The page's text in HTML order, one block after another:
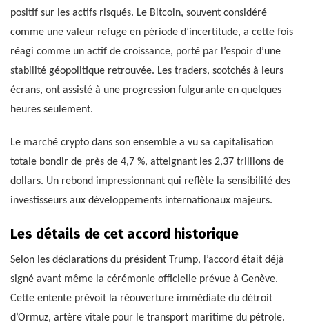
positif sur les actifs risqués. Le Bitcoin, souvent considéré
comme une valeur refuge en période d’incertitude, a cette fois
réagi comme un actif de croissance, porté par l’espoir d’une
stabilité géopolitique retrouvée. Les traders, scotchés à leurs
écrans, ont assisté à une progression fulgurante en quelques
heures seulement.
Le marché crypto dans son ensemble a vu sa capitalisation
totale bondir de près de 4,7 %, atteignant les 2,37 trillions de
dollars. Un rebond impressionnant qui reflète la sensibilité des
investisseurs aux développements internationaux majeurs.
Les détails de cet accord historique
Selon les déclarations du président Trump, l’accord était déjà
signé avant même la cérémonie officielle prévue à Genève.
Cette entente prévoit la réouverture immédiate du détroit
d’Ormuz, artère vitale pour le transport maritime du pétrole.